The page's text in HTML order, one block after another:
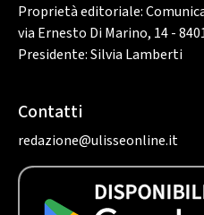
Proprietà editoriale:
via Ernesto Di Marino, 14 -
Presidente: Silvia Lamberti
Contatti
redazione@ulisseonline.it